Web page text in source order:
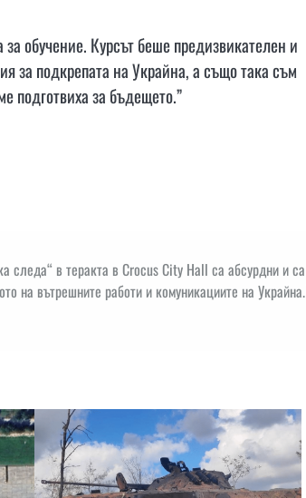
обучение. Курсът беше предизвикателен и
за подкрепата на Украйна, а също така съм
подготвиха за бъдещето.”
следа“ в теракта в Crocus City Hall са абсурдни и са
на вътрешните работи и комуникациите на Украйна.